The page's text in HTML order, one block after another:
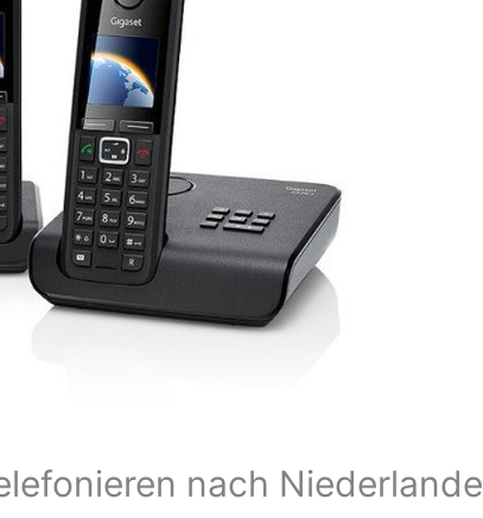
nach Niederlande